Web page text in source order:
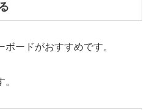
ードがおすすめです。